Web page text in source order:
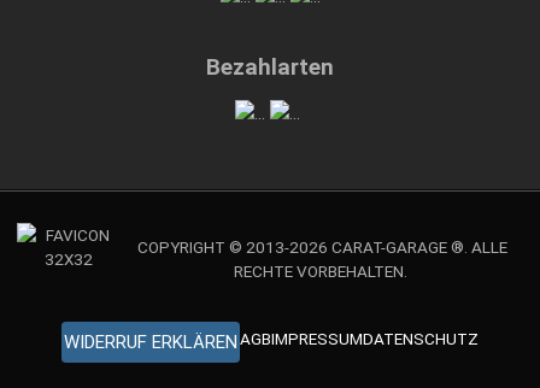
Bezahlarten
COPYRIGHT © 2013-2026 CARAT-GARAGE ®. ALLE
RECHTE VORBEHALTEN.
WIDERRUF ERKLÄRENAGBIMPRESSUMDATENSCHUTZ